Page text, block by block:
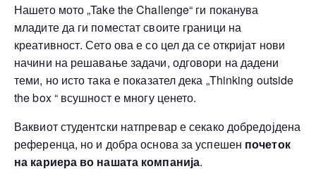
Нашето мото „Take the Challenge“ ги поканува
младите да ги поместат своите граници на
креативност. Сето ова е со цел да се откријат нови
начини на решавање задачи, одговори на дадени
теми, но исто така е показател дека „Thinking outside
the box “ всушност е многу ценето.
Ваквиот студентски натпревар е секако добредојдена
референца, но и добра основа за успешен почеток
на кариера во нашата компанија.